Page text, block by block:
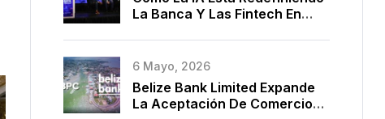
La Banca Y Las Fintech En
6 Mayo, 2026
Belize Bank Limited Expande
La Aceptación De Comercio